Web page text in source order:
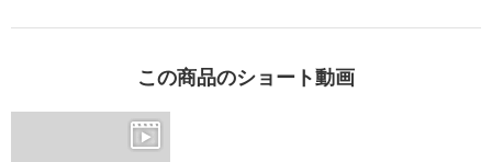
この商品のショート動画